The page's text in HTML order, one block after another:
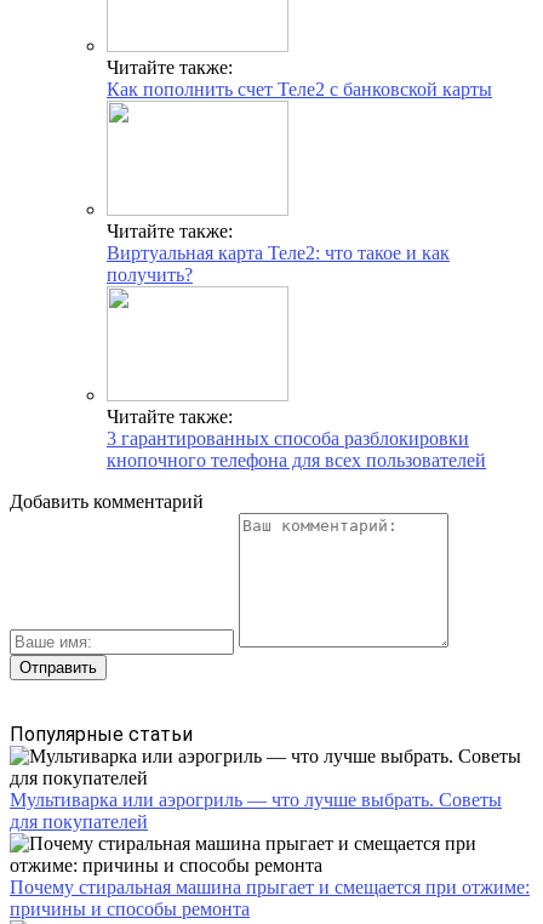
Читайте также:
Как пополнить счет Теле2 с банковской карты
Читайте также:
Виртуальная карта Теле2: что такое и как
получить?
Читайте также:
3 гарантированных способа разблокировки
кнопочного телефона для всех пользователей
Добавить комментарий
Популярные статьи
Мультиварка или аэрогриль — что лучше выбрать. Советы
для покупателей
Почему стиральная машина прыгает и смещается при отжиме:
причины и способы ремонта